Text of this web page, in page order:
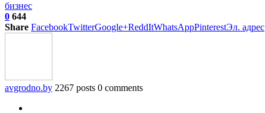
бизнес
0 644
Share FacebookTwitterGoogle+ReddItWhatsAppPinterestЭл. адрес
avgrodno.by 2267 posts 0 comments